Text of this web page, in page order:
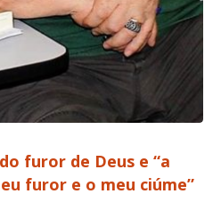
furor de Deus e “a
furor e o meu ciúme”